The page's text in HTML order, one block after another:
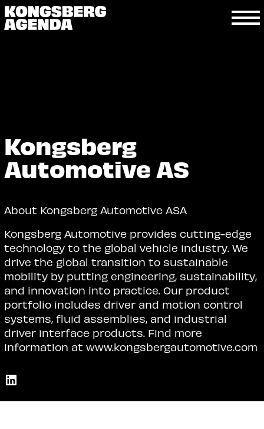
Kongsberg
Automotive AS
About Kongsberg Automotive ASA
Kongsberg Automotive provides cutting-edge
technology to the global vehicle industry. We
drive the global transition to sustainable
mobility by putting engineering, sustainability,
and innovation into practice. Our product
portfolio includes driver and motion control
systems, fluid assemblies, and industrial
driver interface products. Find more
information at www.kongsbergautomotive.com